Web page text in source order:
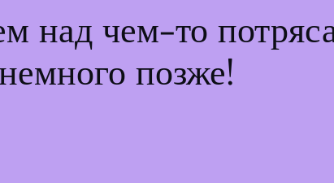
над чем-то
позже!